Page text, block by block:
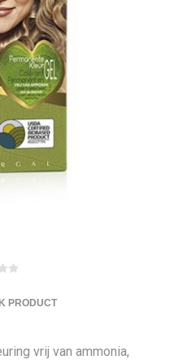
PRODUCT
vrij van ammonia,